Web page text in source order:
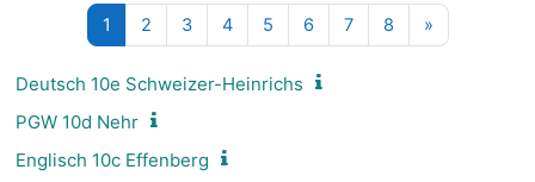
1 Page 1
2Page 2
3Page 3
4Page 4
5Page 5
6Page 6
7Page 7
8Page 8
»Page
Deutsch 10e Schweizer-Heinrichs
PGW 10d Nehr
Englisch 10c Effenberg